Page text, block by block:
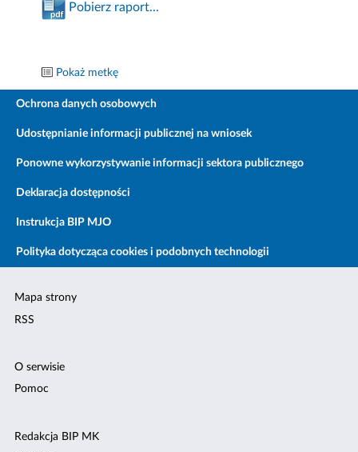
Pobierz raport...
Pokaż metkę
Ochrona danych osobowych
Udostępnianie informacji publicznej na wniosek
Ponowne wykorzystywanie informacji sektora publicznego
Deklaracja dostępności
Instrukcja BIP MJO
Polityka dotycząca cookies i podobnych technologii
Mapa strony
RSS
O serwisie
Pomoc
Redakcja BIP MK